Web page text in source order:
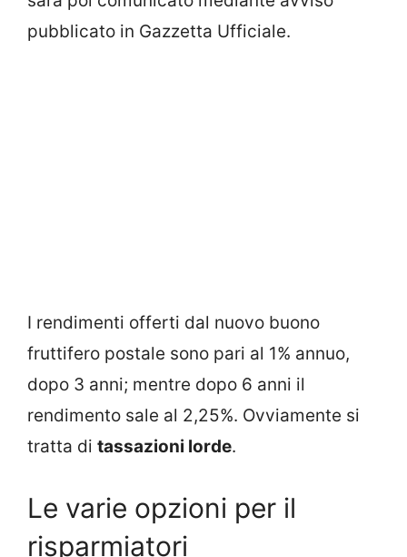
pubblicato in Gazzetta Ufficiale.
I rendimenti offerti dal nuovo buono
fruttifero postale sono pari al 1% annuo,
dopo 3 anni; mentre dopo 6 anni il
rendimento sale al 2,25%. Ovviamente si
tratta di tassazioni lorde.
Le varie opzioni per il
risparmiatori